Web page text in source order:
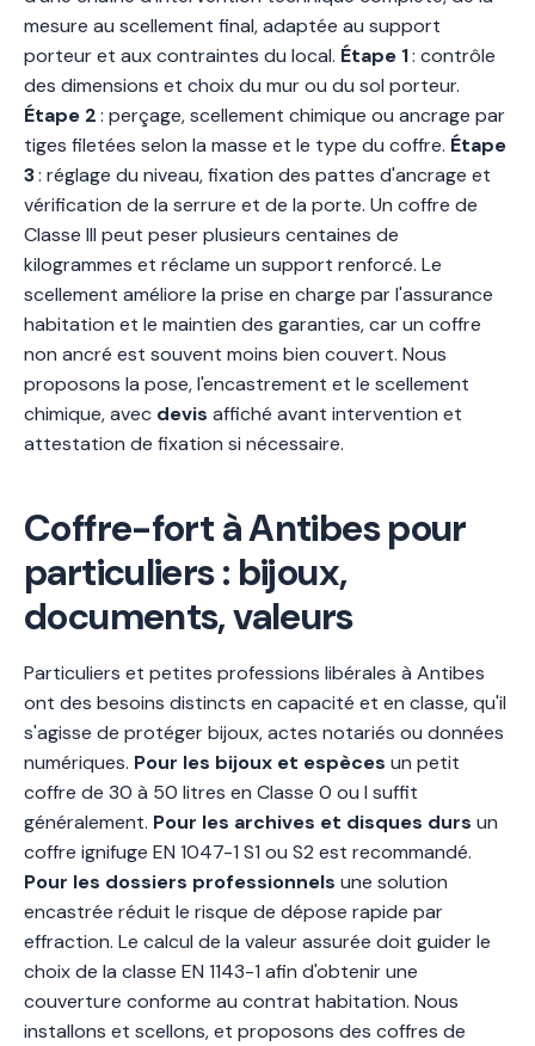
mesure au scellement final, adaptée au support
porteur et aux contraintes du local. Étape 1: contrôle
des dimensions et choix du mur ou du sol porteur.
Étape 2: perçage, scellement chimique ou ancrage par
tiges filetées selon la masse et le type du coffre. Étape
3: réglage du niveau, fixation des pattes d'ancrage et
vérification de la serrure et de la porte. Un coffre de
Classe III peut peser plusieurs centaines de
kilogrammes et réclame un support renforcé. Le
scellement améliore la prise en charge par l'assurance
habitation et le maintien des garanties, car un coffre
non ancré est souvent moins bien couvert. Nous
proposons la pose, l'encastrement et le scellement
chimique, avec devis affiché avant intervention et
attestation de fixation si nécessaire.
Coffre-fort à Antibes pour
particuliers : bijoux,
documents, valeurs
Particuliers et petites professions libérales à Antibes
ont des besoins distincts en capacité et en classe, qu'il
s'agisse de protéger bijoux, actes notariés ou données
numériques. Pour les bijoux et espèces un petit
coffre de 30 à 50 litres en Classe 0 ou I suffit
généralement. Pour les archives et disques durs un
coffre ignifuge EN 1047-1 S1 ou S2 est recommandé.
Pour les dossiers professionnels une solution
encastrée réduit le risque de dépose rapide par
effraction. Le calcul de la valeur assurée doit guider le
choix de la classe EN 1143-1 afin d'obtenir une
couverture conforme au contrat habitation. Nous
installons et scellons, et proposons des coffres de